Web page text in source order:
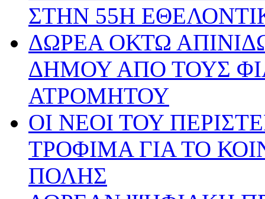
ΣΤΗΝ 55Η
ΔΩΡΕΑ ΟΚΤΩ
ΔΗΜΟΥ ΑΠΟ ΤΟΥΣ
ΑΤΡΟΜΗΤΟΥ
ΟΙ ΝΕΟΙ ΤΟΥ
ΤΡΟΦΙΜΑ ΓΙΑ ΤΟ
ΠΟΛΗΣ